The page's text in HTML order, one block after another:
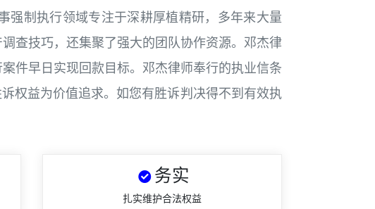
制执行领域专注于深耕厚植精研，多年来大量
查技巧，还集聚了强大的团队协作资源。邓杰律
件早日实现回款目标。邓杰律师奉行的执业信条
权益为价值追求。如您有胜诉判决得不到有效执
务实
扎实维护合法权益